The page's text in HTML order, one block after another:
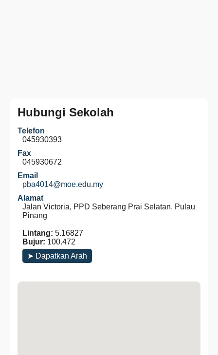
Hubungi Sekolah
Telefon
045930393
Fax
045930672
Email
pba4014@moe.edu.my
Alamat
Jalan Victoria, PPD Seberang Prai Selatan, Pulau
Pinang
Lintang: 5.16827
Bujur: 100.472
➤ Dapatkan Arah